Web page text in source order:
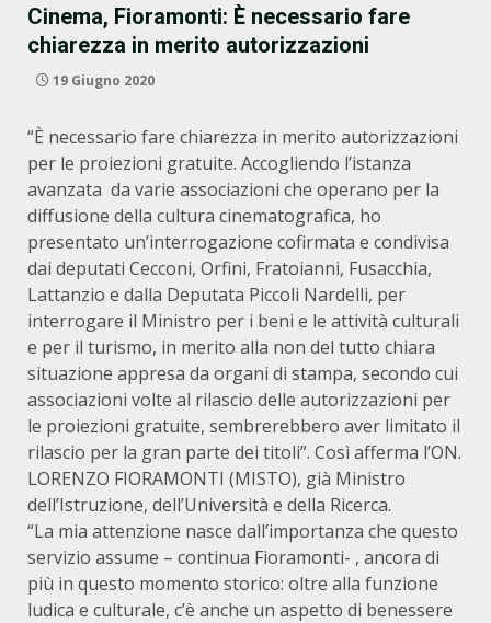
Cinema, Fioramonti: È necessario fare
chiarezza in merito autorizzazioni
19 Giugno 2020
“È necessario fare chiarezza in merito autorizzazioni
per le proiezioni gratuite. Accogliendo l’istanza
avanzata da varie associazioni che operano per la
diffusione della cultura cinematografica, ho
presentato un’interrogazione cofirmata e condivisa
dai deputati Cecconi, Orfini, Fratoianni, Fusacchia,
Lattanzio e dalla Deputata Piccoli Nardelli, per
interrogare il Ministro per i beni e le attività culturali
e per il turismo, in merito alla non del tutto chiara
situazione appresa da organi di stampa, secondo cui
associazioni volte al rilascio delle autorizzazioni per
le proiezioni gratuite, sembrerebbero aver limitato il
rilascio per la gran parte dei titoli”. Così afferma l’ON.
LORENZO FIORAMONTI (MISTO), già Ministro
dell’Istruzione, dell’Università e della Ricerca.
“La mia attenzione nasce dall’importanza che questo
servizio assume – continua Fioramonti- , ancora di
più in questo momento storico: oltre alla funzione
ludica e culturale, c’è anche un aspetto di benessere